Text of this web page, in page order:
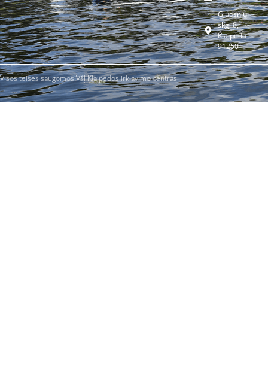
Gluosnių
skg. 8,
Klaipėda
91250
Visos teisės saugomos VšĮ Klaipėdos irklavimo centras